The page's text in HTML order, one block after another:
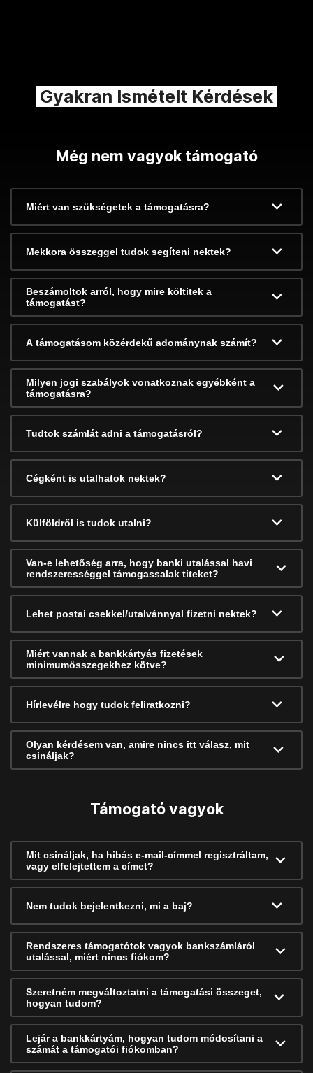
Gyakran Ismételt Kérdések
Még nem vagyok támogató
Miért van szükségetek a támogatásra?
Mekkora összeggel tudok segíteni nektek?
Beszámoltok arról, hogy mire költitek a
támogatást?
A támogatásom közérdekű adománynak számít?
Milyen jogi szabályok vonatkoznak egyébként a
támogatásra?
Tudtok számlát adni a támogatásról?
Cégként is utalhatok nektek?
Külföldről is tudok utalni?
Van-e lehetőség arra, hogy banki utalással havi
rendszerességgel támogassalak titeket?
Lehet postai csekkel/utalvánnyal fizetni nektek?
Miért vannak a bankkártyás fizetések
minimumösszegekhez kötve?
Hírlevélre hogy tudok feliratkozni?
Olyan kérdésem van, amire nincs itt válasz, mit
csináljak?
Támogató vagyok
Mit csináljak, ha hibás e-mail-címmel regisztráltam,
vagy elfelejtettem a címet?
Nem tudok bejelentkezni, mi a baj?
Rendszeres támogatótok vagyok bankszámláról
utalással, miért nincs fiókom?
Szeretném megváltoztatni a támogatási összeget,
hogyan tudom?
Lejár a bankkártyám, hogyan tudom módosítani a
számát a támogatói fiókomban?